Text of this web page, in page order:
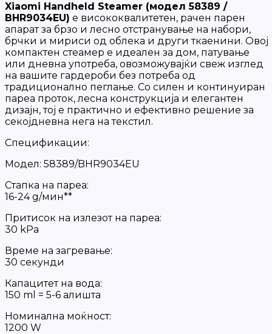
Xiaomi Handheld Steamer (модел 58389 /
BHR9034EU) е висококвалитетен, рачен парен
апарат за брзо и лесно отстранување на набори,
брчки и мириси од облека и други ткаенини. Овој
компактен стеамер е идеален за дом, патување
или дневна употреба, овозможувајќи свеж изглед
на вашите гардероби без потреба од
традиционално пеглање. Со силен и континуиран
пареа проток, лесна конструкција и елегантен
дизајн, тој е практично и ефективно решение за
секојдневна нега на текстил.
Спецификации:
Модел: 58389/BHR9034EU
Стапка на пареа:
16-24 g/мин**
Притисок на излезот на пареа:
30 kPa
Време на загревање:
30 секунди
Капацитет на вода:
150 ml = 5-6 алишта
Номинална моќност:
1200 W